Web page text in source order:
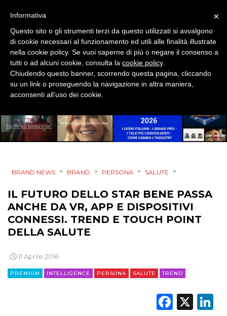
EVENTI
MOBILE
PROMOZIONI
PRODOTTI
CSR
STRATEGIE
CINEMA
DIGITALE
BRAND NEWS > BRAND > PERSONA > SALUTE >
IL FUTURO DELLO STAR BENE PASSA
ANCHE DA VR, APP E DISPOSITIVI
CONNESSI. TREND E TOUCH POINT
DELLA SALUTE
11 Aprile 2016
PREMIUM INTELLIGENCE PERSONA SALUTE TREND
X
×
Informativa
Questo sito o gli strumenti terzi da questo utilizzati si avvalgono
di cookie necessari al funzionamento ed utili alle finalità illustrate
nella cookie policy. Se vuoi saperne di più o negare il consenso a
tutti o ad alcuni cookie, consulta la cookie policy.
Chiudendo questo banner, scorrendo questa pagina, cliccando
su un link o proseguendo la navigazione in altra maniera,
acconsenti all’uso dei cookie.